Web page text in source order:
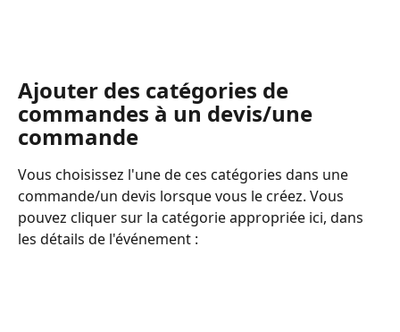
Ajouter des catégories de
commandes à un devis/une
commande
Vous choisissez l'une de ces catégories dans une
commande/un devis lorsque vous le créez. Vous
pouvez cliquer sur la catégorie appropriée ici, dans
les détails de l'événement :